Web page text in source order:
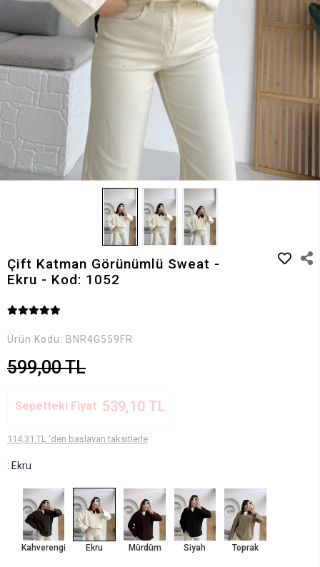
Çift Katman Görünümlü Sweat -
Ekru - Kod: 1052
Ürün Kodu: BNR4G559FR
599,00 TL
Sepetteki Fiyat 539,10 TL
114,31 TL 'den başlayan taksitlerle
: Ekru
Kahverengi Ekru Mürdüm Siyah Toprak